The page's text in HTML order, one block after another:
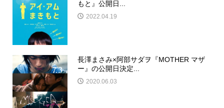
もと』公開日...
2022.04.19
長澤まさみ×阿部サダヲ『MOTHER マザ
ー』の公開日決定...
2020.06.03